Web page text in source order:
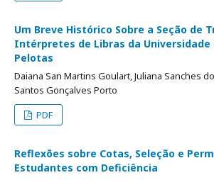
Um Breve Histórico Sobre a Seção de
Intérpretes de Libras da Universidade
Pelotas
Daiana San Martins Goulart, Juliana Sanches
Santos Gonçalves Porto
PDF
Reflexões sobre Cotas, Seleção e
Estudantes com Deficiência